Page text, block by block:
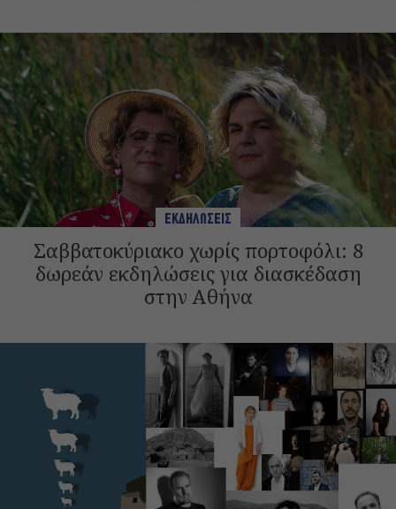
ΕΚΔΗΛΩΣΕΙΣ
Σαββατοκύριακο χωρίς πορτοφόλι: 8
δωρεάν εκδηλώσεις για διασκέδαση
στην Αθήνα